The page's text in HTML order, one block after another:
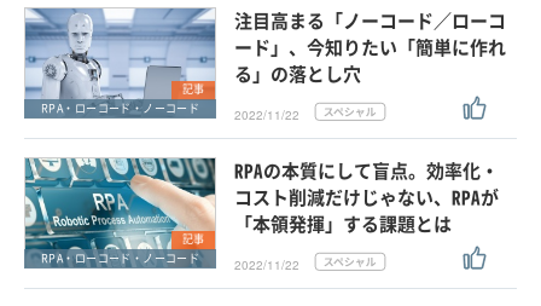
記事
RPA・ローコード・ノーコード
注目高まる「ノーコード／ローコ
ード」、今知りたい「簡単に作れ
る」の落とし穴
2022/11/22
記事
RPA・ローコード・ノーコード
RPAの本質にして盲点。効率化・
コスト削減だけじゃない、RPAが
「本領発揮」する課題とは
2022/11/22